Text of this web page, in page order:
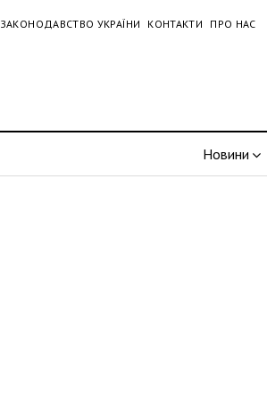
ЗАКОНОДАВСТВО УКРАЇНИ КОНТАКТИ ПРО НАС
Новини